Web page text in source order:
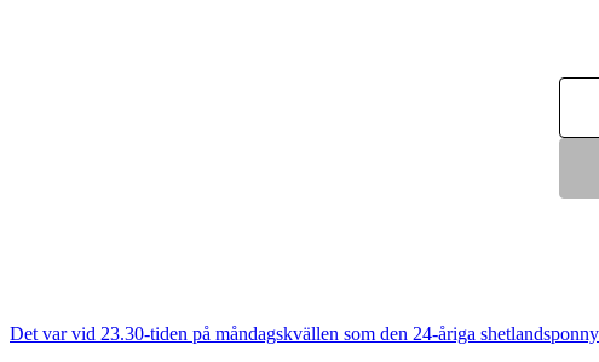
Det var vid 23.30-tiden på måndagskvällen som den 24-åriga